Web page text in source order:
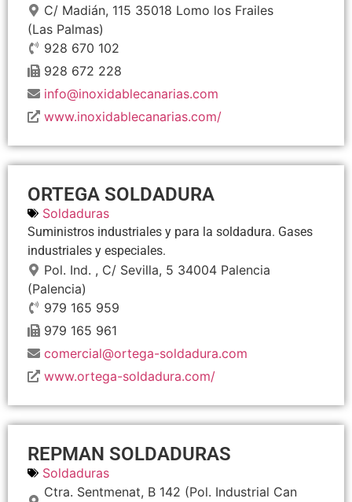
C/ Madián, 115 35018 Lomo los Frailes
(Las Palmas)
928 670 102
928 672 228
info@inoxidablecanarias.com
www.inoxidablecanarias.com/
ORTEGA SOLDADURA
Soldaduras
Suministros industriales y para la soldadura. Gases
industriales y especiales.
Pol. Ind. , C/ Sevilla, 5 34004 Palencia
(Palencia)
979 165 959
979 165 961
comercial@ortega-soldadura.com
www.ortega-soldadura.com/
REPMAN SOLDADURAS
Soldaduras
Ctra. Sentmenat, B 142 (Pol. Industrial Can